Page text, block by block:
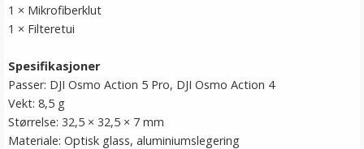
1 × Mikrofiberklut
1 × Filteretui
Spesifikasjoner
Passer: DJI Osmo Action 5 Pro, DJI Osmo Action 4
Vekt: 8,5 g
Størrelse: 32,5 × 32,5 × 7 mm
Materiale: Optisk glass, aluminiumslegering